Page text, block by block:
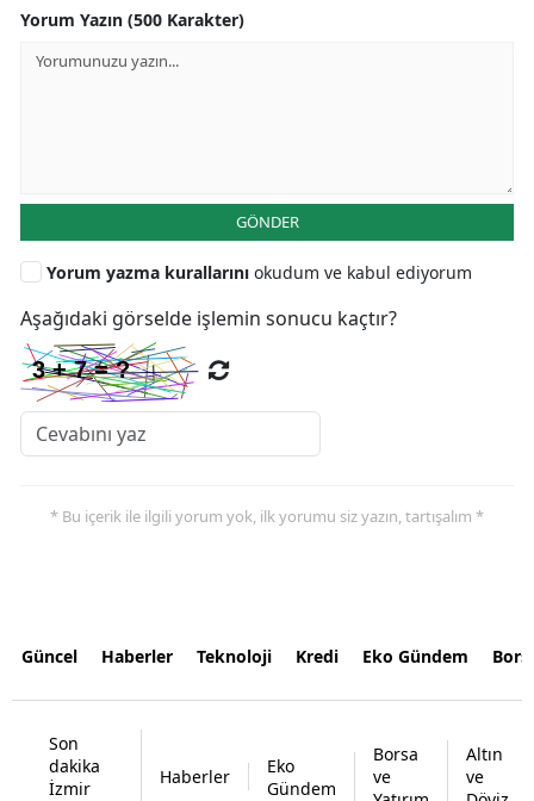
Yorum Yazın (500 Karakter)
GÖNDER
Yorum yazma kurallarını okudum ve kabul ediyorum
Aşağıdaki görselde işlemin sonucu kaçtır?
* Bu içerik ile ilgili yorum yok, ilk yorumu siz yazın, tartışalım *
Güncel Haberler Teknoloji Kredi Eko Gündem
Son
dakika
İzmir
Haberler
Eko
Gündem
Borsa
ve
Altın
ve